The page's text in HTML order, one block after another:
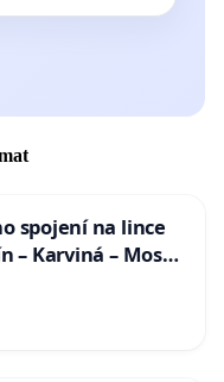
spojení na lince
– Karviná – Mosty